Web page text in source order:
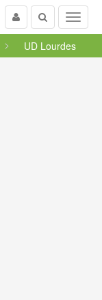
Menu
Buscar
Usuario
UD Lourdes